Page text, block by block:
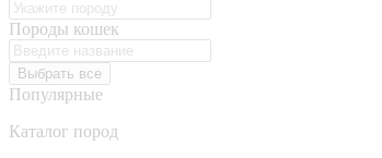
Породы кошек
Выбрать все
Популярные
Каталог пород